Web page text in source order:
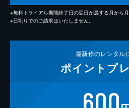
※無料トライアル期間終了日の翌日が属する月から月
※日割りでのご請求はいたしません。
最新作のレンタル
ポイント プ
600